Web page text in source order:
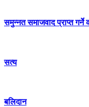
समुन्नत समाजवाद प्राप्त गर्ने
सत्य
बलिदान